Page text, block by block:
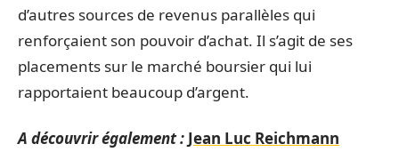
d’autres sources de revenus parallèles qui
renforçaient son pouvoir d’achat. Il s’agit de ses
placements sur le marché boursier qui lui
rapportaient beaucoup d’argent.
A découvrir également : Jean Luc Reichmann